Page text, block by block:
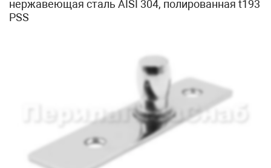
нержавеющая сталь AISI 304, полированная t193
PSS